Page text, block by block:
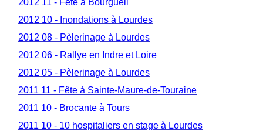
2012 11 - Fête à Bourgueil
2012 10 - Inondations à Lourdes
2012 08 - Pèlerinage à Lourdes
2012 06 - Rallye en Indre et Loire
2012 05 - Pèlerinage à Lourdes
2011 11 - Fête à Sainte-Maure-de-Touraine
2011 10 - Brocante à Tours
2011 10 - 10 hospitaliers en stage à Lourdes